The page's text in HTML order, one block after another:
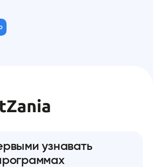
узнавать